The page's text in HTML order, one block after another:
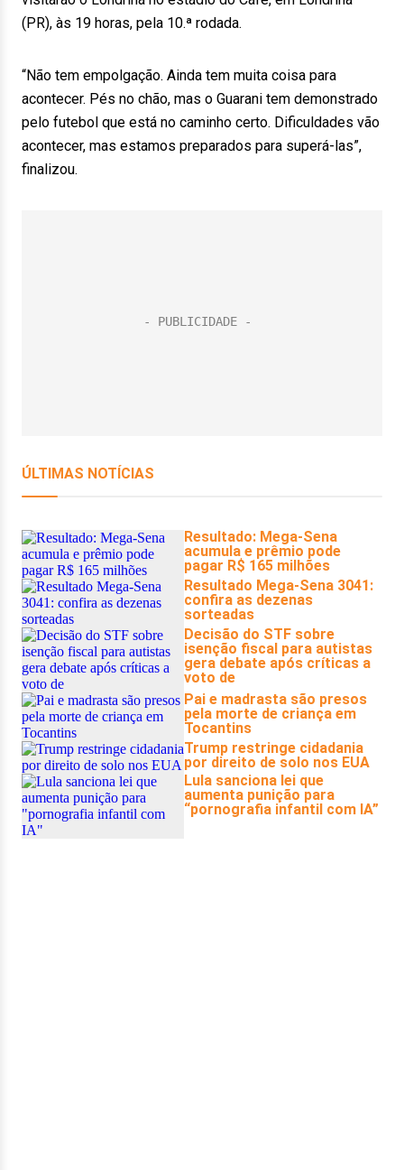
(PR), às 19 horas, pela 10.ª rodada.
“Não tem empolgação. Ainda tem muita coisa para
acontecer. Pés no chão, mas o Guarani tem demonstrado
pelo futebol que está no caminho certo. Dificuldades vão
acontecer, mas estamos preparados para superá-las”,
finalizou.